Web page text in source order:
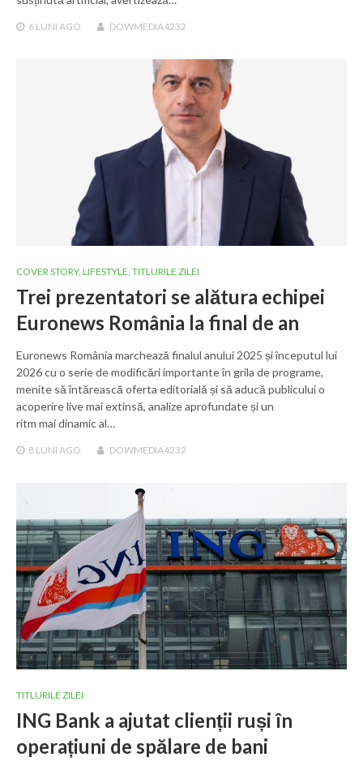
6 LUNI AGO DOWMEDIA4232
COVER STORY, LIFESTYLE, TITLURILE ZILEI
Trei prezentatori se alătura echipei
Euronews România la final de an
Euronews România marchează finalul anului 2025 și începutul lui
2026 cu o serie de modificări importante în grila de programe,
menite să întărească oferta editorială și să aducă publicului o
acoperire live mai extinsă, analize aprofundate și un
ritm mai dinamic al…
8 LUNI AGO DOWMEDIA4232
TITLURILE ZILEI
ING Bank a ajutat clienții ruși în
operațiuni de spălare de bani